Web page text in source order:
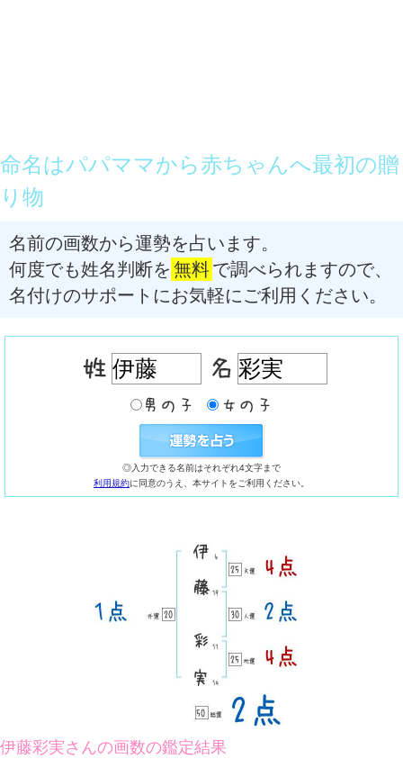
命名はパパママから赤ちゃんへ最初の贈
り物
名前の画数から運勢を占います。
何度でも姓名判断を 無料で調べられますので、
名付けのサポートにお気軽にご利用ください。
◎入力できる名前はそれぞれ4文字まで
利用規約に同意のうえ、本サイトをご利用ください。
伊藤彩実さんの画数の鑑定結果